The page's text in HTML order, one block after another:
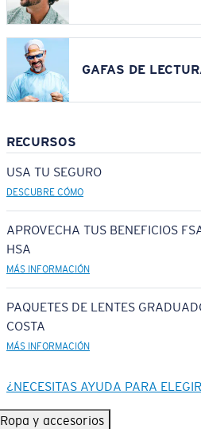
GAFAS DE
RECURSOS
USA TU SEGURO
DESCUBRE CÓMO
APROVECHA TUS BENEFICIOS
HSA
MÁS INFORMACIÓN
PAQUETES DE LENTES
COSTA
MÁS INFORMACIÓN
¿NECESITAS AYUDA PARA
Ropa y accesorios